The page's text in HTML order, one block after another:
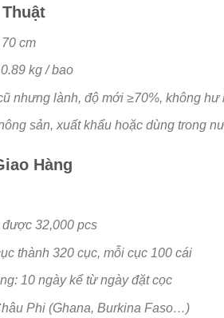
cm
kg / bao
nhưng lành, độ mới ≥70%, không hư
sản, xuất khẩu hoặc dùng trong
Hàng
32,000 pcs
thành 320 cục, mỗi cục 100 cái
10 ngày kể từ ngày đặt cọc
Phi (Ghana, Burkina Faso…)